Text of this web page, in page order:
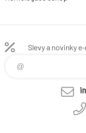
Slevy a novinky